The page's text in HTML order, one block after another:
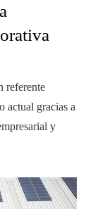
referente
actual gracias a
y